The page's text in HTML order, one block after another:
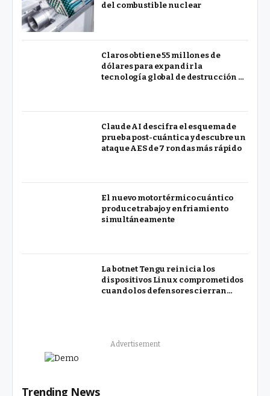
del combustible nuclear
Claros obtiene 55 millones de
dólares para expandir la
tecnología global de destrucción de
Claude AI descifra el esquema de
prueba post-cuántica y descubre un
ataque AES de 7 rondas más rápido
El nuevo motor térmico cuántico
produce trabajo y enfriamiento
simultáneamente
La botnet Tengu reinicia los
dispositivos Linux comprometidos
cuando los defensores cierran
Advertisement
Trending News